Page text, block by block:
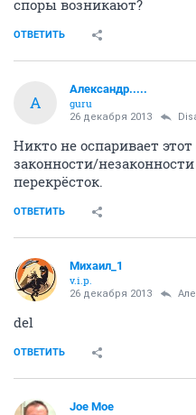
споры возникают?
ОТВЕТИТЬ
А
Александр.....
guru
26 декабря 2013
Никто не оспаривает
законности/
перекрёсток.
ОТВЕТИТЬ
Михаил_1
v.i.p.
26 декабря 2013
del
ОТВЕТИТЬ
Joe Moe